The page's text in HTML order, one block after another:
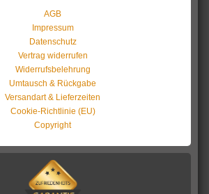
AGB
Impressum
Datenschutz
Vertrag widerrufen
Widerrufsbelehrung
Umtausch & Rückgabe
Versandart & Lieferzeiten
Cookie-Richtlinie (EU)
Copyright